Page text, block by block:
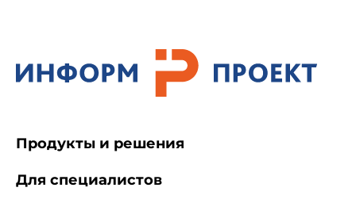
Продукты и решения
Для специалистов